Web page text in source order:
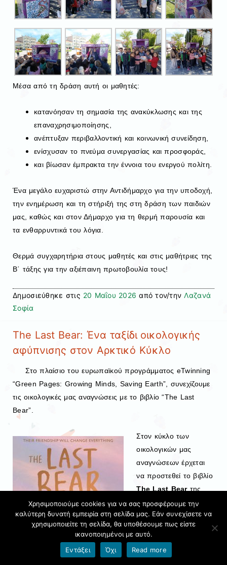
Μέσα από τη δράση αυτή οι μαθητές:
κατανόησαν τη σημασία της ανακύκλωσης και της
επαναχρησιμοποίησης,
ανέπτυξαν περιβαλλοντική και κοινωνική συνείδηση,
ενίσχυσαν το πνεύμα συνεργασίας και προσφοράς,
και βίωσαν έμπρακτα την έννοια του ενεργού πολίτη.
Ένα μεγάλο ευχαριστώ στην Αντιδήμαρχο για την υποδοχή,
την ενημέρωση και τη στήριξή της στη δράση των παιδιών
μας, καθώς και στον Δήμαρχο για τη θερμή παρουσία και
τα ενθαρρυντικά του λόγια.
Θερμά συγχαρητήρια στους μαθητές και στις μαθήτριες της
Β΄ τάξης για την αξιέπαινη πρωτοβουλία τους!
Δημοσιεύθηκε στις 20 Μαΐου 2026 από τον/τηνΛαζανά
Σοφία
The Last Bear: Ένα ταξίδι οικολογικής
αφύπνισης στον Αρκτικό Κύκλο
Στο πλαίσιο του ευρωπαϊκού προγράμματος eTwinning
“Green Pages: Growing Minds, Saving Earth”, συνεχίζουμε
τις οικολογικές μας αναγνώσεις με το βιβλίο “The Last
Bear”.
Στον κύκλο των
οικολογικών μας
αναγνώσεων έρχεται
να προστεθεί το βιβλίο
The Last Bearτης
συγγραφέα Hannah
Gold. Το μυθιστόρημα
αφηγείται τη ζωή της
έφηβης April Wood, η
οποία μετακομίζει σε
Χρησιμοποιούμε cookies για να σας προσφέρουμε την
καλύτερη δυνατή εμπειρία στη σελίδα μας. Εάν συνεχίσετε να
χρησιμοποιείτε τη σελίδα, θα υποθέσουμε πως είστε
ικανοποιημένοι με αυτό.
Εντάξει
Όχι Read more